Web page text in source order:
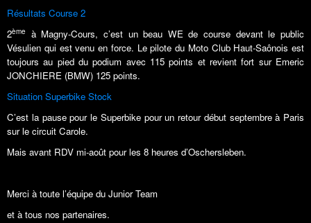
Résultats Course 2
2ème à Magny-Cours, c’est un beau WE de course devant le public
Vésulien qui est venu en force. Le pilote du Moto Club Haut-Saônois est
toujours au pied du podium avec 115 points et revient fort sur Emeric
JONCHIERE (BMW) 125 points.
Situation Superbike Stock
C’est la pause pour le Superbike pour un retour début septembre à Paris
sur le circuit Carole.
Mais avant RDV mi-août pour les 8 heures d’Oschersleben.
Merci à toute l’équipe du Junior Team
et à tous nos partenaires.